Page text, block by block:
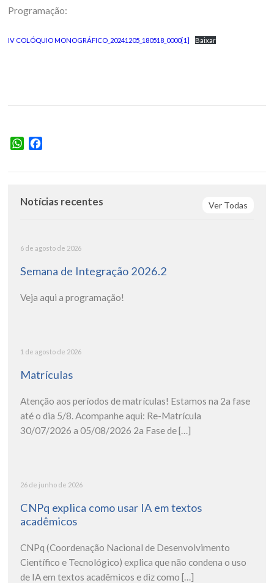
Programação:
IV COLÓQUIO MONOGRÁFICO_20241205_180518_0000[1] Baixar
WhatsApp
Ver Todas
Notícias recentes
6 de agosto de 2026
Semana de Integração 2026.2
Veja aqui a programação!
1 de agosto de 2026
Matrículas
Atenção aos períodos de matrículas! Estamos na 2a fase
até o dia 5/8. Acompanhe aqui: Re-Matrícula
30/07/2026 a 05/08/2026 2a Fase de […]
26 de junho de 2026
CNPq explica como usar IA em textos
acadêmicos
CNPq (Coordenação Nacional de Desenvolvimento
Científico e Tecnológico) explica que não condena o uso
de IA em textos acadêmicos e diz como […]